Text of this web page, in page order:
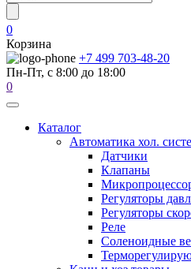
0
Корзина
+7 499 703-48-20
Пн-Пт, с 8:00 до 18:00
0
Каталог
Автоматика хол.
Датчики
Клапаны
Регуляторы
Регуляторы
Реле
Соленоидные